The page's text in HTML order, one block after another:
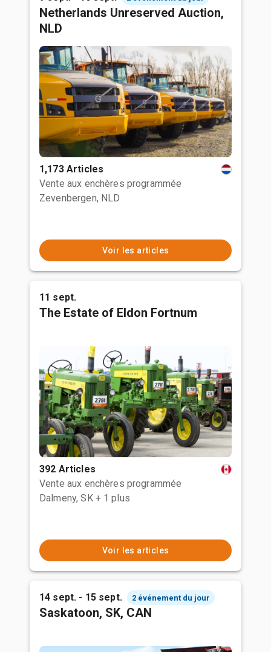
Netherlands Unreserved Auction,
NLD
1,173 Articles
Vente aux enchères programmée
Zevenbergen, NLD
Voir les articles
11 sept.
The Estate of Eldon Fortnum
392 Articles
Vente aux enchères programmée
Dalmeny, SK + 1 plus
Voir les articles
14 sept. - 15 sept. 2 événement du jour
Saskatoon, SK, CAN